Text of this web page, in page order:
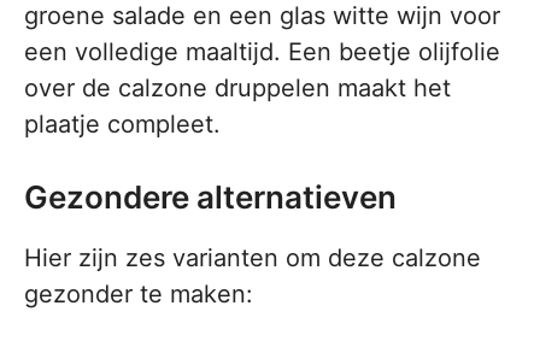
groene salade en een glas witte wijn voor
een volledige maaltijd. Een beetje olijfolie
over de calzone druppelen maakt het
plaatje compleet.
Gezondere alternatieven
Hier zijn zes varianten om deze calzone
gezonder te maken: